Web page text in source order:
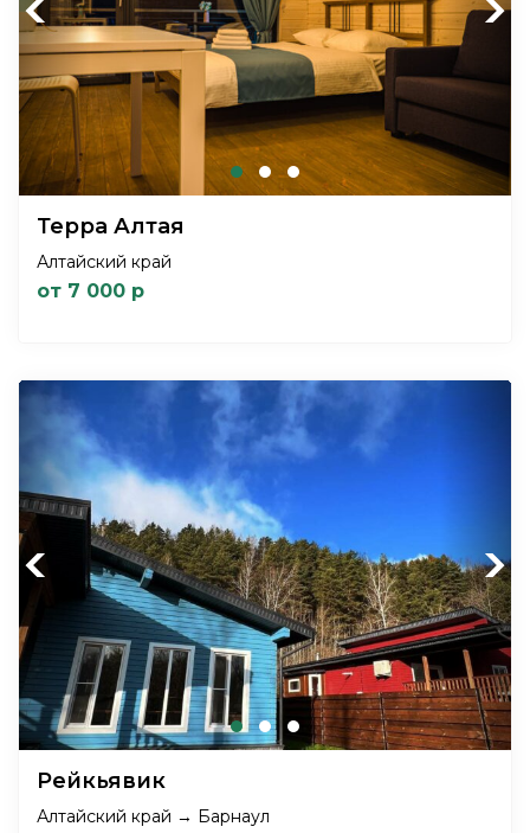
Previous Next
Терра Алтая
Алтайский край
от 7 000 р
Previous Next
Рейкьявик
Алтайский край → Барнаул